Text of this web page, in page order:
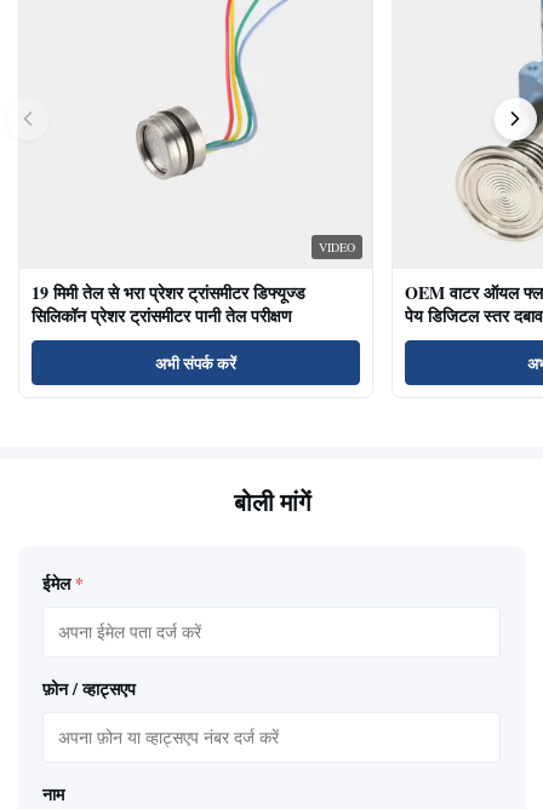
VIDEO
19 मिमी तेल से भरा प्रेशर ट्रांसमीटर डिफ्यूज्ड
सिलिकॉन प्रेशर ट्रांसमीटर पानी तेल परीक्षण
अभी संपर्क करें
OEM वाटर ऑयल
पेय डिजिटल स्तर
बोली मांगें
ईमेल *
फ़ोन / व्हाट्सएप
नाम